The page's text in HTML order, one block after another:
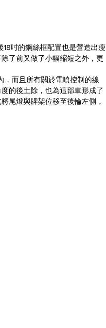
18吋的鋼絲框配置也是營造出瘦
了前叉做了小幅縮短之外，更
，而且所有關於電噴控制的線
的後土除，也為這部車形成了
尾燈與牌架位移至後輪左側，